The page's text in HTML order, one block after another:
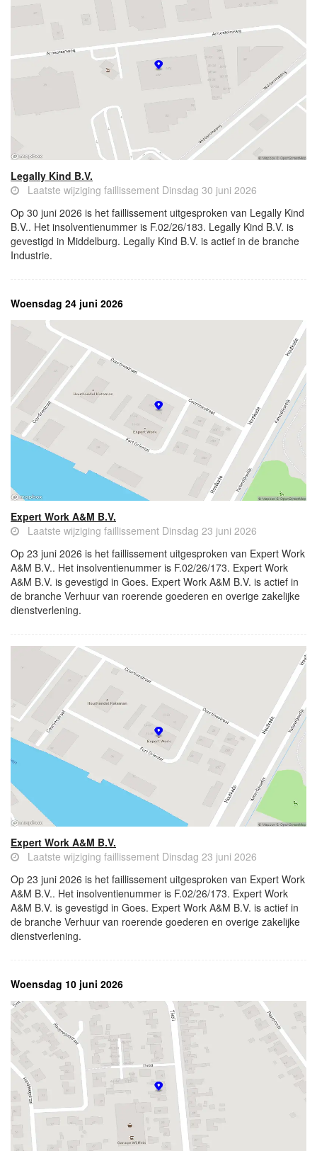
Legally Kind B.V.
Laatste wijziging faillissement Dinsdag 30 juni 2026
Op 30 juni 2026 is het faillissement uitgesproken van Legally Kind
B.V.. Het insolventienummer is F.02/26/183. Legally Kind B.V. is
gevestigd in Middelburg. Legally Kind B.V. is actief in de branche
Industrie.
Woensdag 24 juni 2026
Expert Work A&M B.V.
Laatste wijziging faillissement Dinsdag 23 juni 2026
Op 23 juni 2026 is het faillissement uitgesproken van Expert Work
A&M B.V.. Het insolventienummer is F.02/26/173. Expert Work
A&M B.V. is gevestigd in Goes. Expert Work A&M B.V. is actief in
de branche Verhuur van roerende goederen en overige zakelijke
dienstverlening.
Expert Work A&M B.V.
Laatste wijziging faillissement Dinsdag 23 juni 2026
Op 23 juni 2026 is het faillissement uitgesproken van Expert Work
A&M B.V.. Het insolventienummer is F.02/26/173. Expert Work
A&M B.V. is gevestigd in Goes. Expert Work A&M B.V. is actief in
de branche Verhuur van roerende goederen en overige zakelijke
dienstverlening.
Woensdag 10 juni 2026